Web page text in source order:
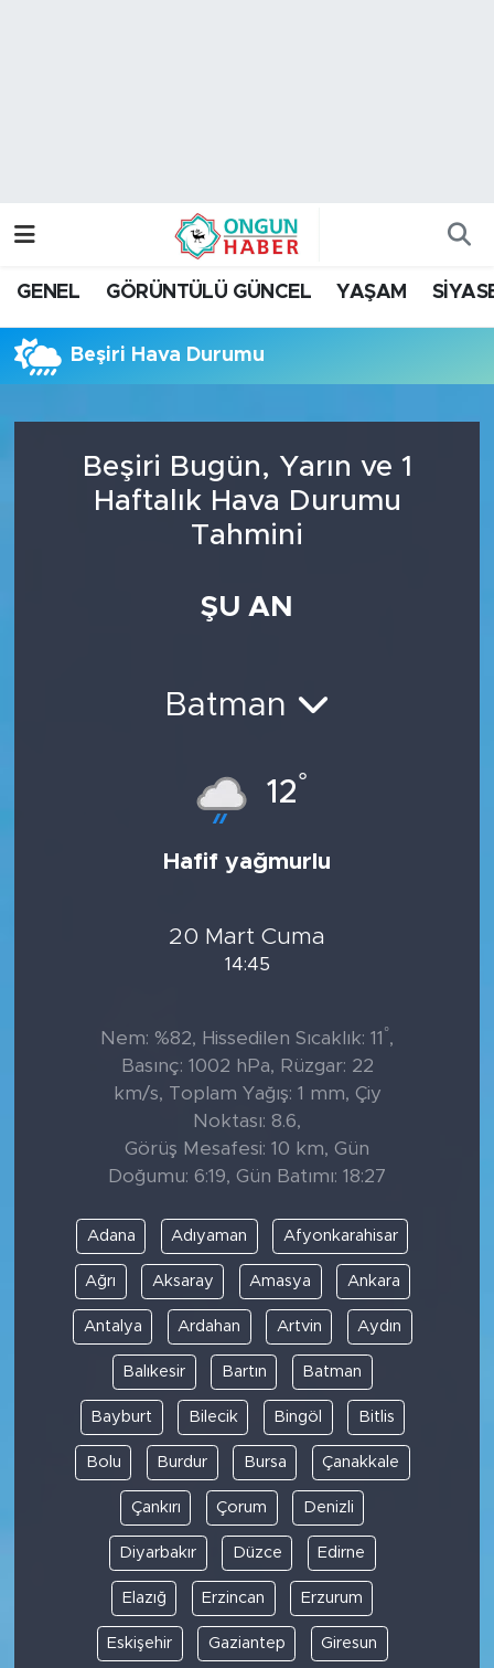
GENEL GÖRÜNTÜLÜ GÜNCEL YAŞAM
Beşiri Hava Durumu
Beşiri Bugün, Yarın ve 1
Haftalık Hava Durumu
Tahmini
ŞU AN
Batman
12°
Hafif yağmurlu
20 Mart Cuma
14:45
Nem: %82, Hissedilen Sıcaklık: 11 °,
Basınç: 1002 hPa, Rüzgar: 22
km/s, Toplam Yağış: 1 mm, Çiy
Noktası: 8.6,
Görüş Mesafesi: 10 km, Gün
Doğumu: 6:19, Gün Batımı: 18:27
Adana Adıyaman Afyonkarahisar
Ağrı Aksaray Amasya Ankara
Antalya Ardahan Artvin Aydın
Balıkesir Bartın Batman
Bayburt Bilecik Bingöl Bitlis
Bolu Burdur Bursa Çanakkale
Çankırı Çorum Denizli
Diyarbakır Düzce Edirne
Elazığ Erzincan Erzurum
Eskişehir Gaziantep Giresun
Trafik Durumu
Tüm Manşetler
Son Dakika Haberleri
Haber Arşivi